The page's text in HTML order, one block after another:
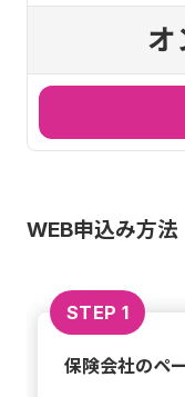
オ
WEB申込み方法
STEP 1
保険会社のペ